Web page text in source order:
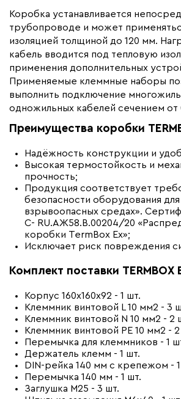
Коробка устанавливается
трубопроводе и может
изоляцией толщиной до 120 мм.
кабель вводится под тепловую
применения дополнительных
Применяемые клеммные наборы
выполнить подключение
одножильных кабелей сечением от
Преимущества коробки
Надёжность конструкции и
Высокая термостойкость и
прочность;
Продукция соответствует
безопасности оборудования
взрывоопасных средах».
C- RU.АЖ58.В.00204/20
коробки TermBox Ex»;
Исключает риск повреждения
Комплект поставки TERMBOX
Корпус 160х160х92 - 1 шт.
Клеммник винтовой L 10 мм2 - 3
Клеммник винтовой N 10 мм2 - 2
Клеммник винтовой PE 10 мм2 -
Перемычка для клеммников - 1
Держатель клемм - 1 шт.
DIN-рейка 140 мм с крепежом -
Перемычка 140 мм - 1 шт.
Заглушка М25 - 3 шт.